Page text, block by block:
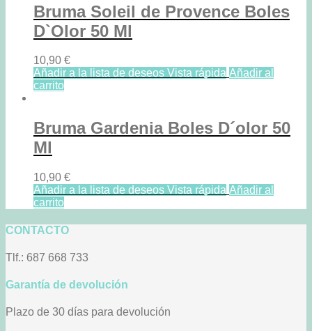
Bruma Soleil de Provence Boles
D`Olor 50 Ml
10,90 €
Añadir a la lista de deseos Vista rápida Añadir al
carrito
Bruma Gardenia Boles D´olor 50
Ml
10,90 €
Añadir a la lista de deseos Vista rápida Añadir al
carrito
CONTACTO
Tlf.: 687 668 733
Garantía de devolución
Plazo de 30 días para devolución